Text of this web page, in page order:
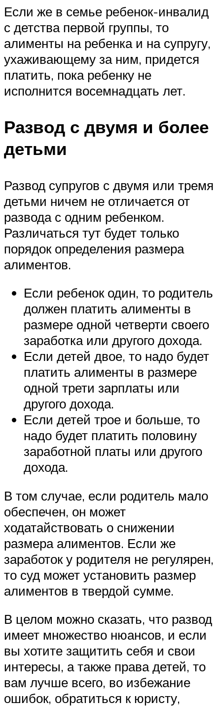
Если же в семье ребенок-инвалид
с детства первой группы, то
алименты на ребенка и на супругу,
ухаживающему за ним, придется
платить, пока ребенку не
исполнится восемнадцать лет.
Развод с двумя и более
детьми
Развод супругов с двумя или тремя
детьми ничем не отличается от
развода с одним ребенком.
Различаться тут будет только
порядок определения размера
алиментов.
Если ребенок один, то родитель
должен платить алименты в
размере одной четверти своего
заработка или другого дохода.
Если детей двое, то надо будет
платить алименты в размере
одной трети зарплаты или
другого дохода.
Если детей трое и больше, то
надо будет платить половину
заработной платы или другого
дохода.
В том случае, если родитель мало
обеспечен, он может
ходатайствовать о снижении
размера алиментов. Если же
заработок у родителя не регулярен,
то суд может установить размер
алиментов в твердой сумме.
В целом можно сказать, что развод
имеет множество нюансов, и если
вы хотите защитить себя и свои
интересы, а также права детей, то
вам лучше всего, во избежание
ошибок, обратиться к юристу,